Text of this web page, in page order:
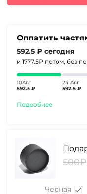
3170₽.
Оплатить
592.5 ₽ сегодня
и 1777.5₽ потом, без
10Авг
592.5 ₽
24 Авг
592.5 ₽
Подробнее
500₽
Черная